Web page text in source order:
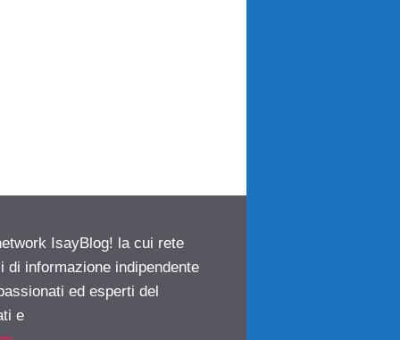
IsayBlog! la cui rete
informazione indipendente
ed esperti del
e